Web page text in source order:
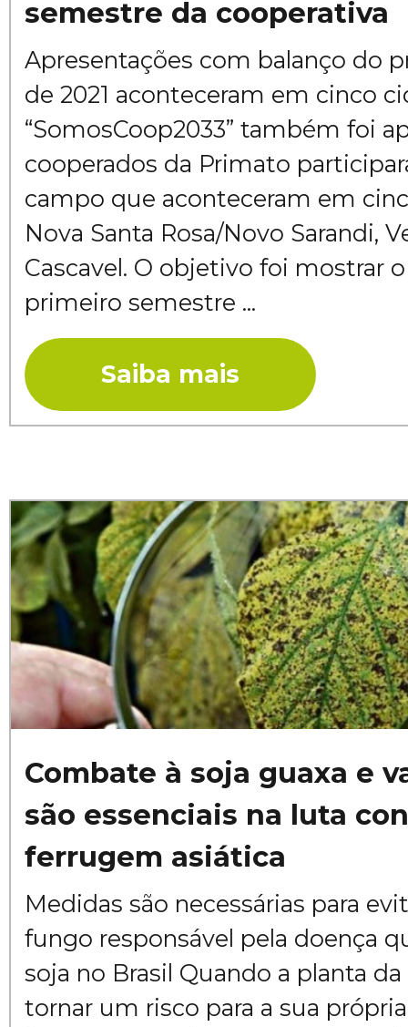
semestre da cooperativa
Apresentações com balanço do
de 2021 aconteceram em cinco
“SomosCoop2033” também foi
cooperados da Primato
campo que aconteceram em
Nova Santa Rosa/Novo Sarandi,
Cascavel. O objetivo foi mostrar
primeiro semestre ...
Saiba mais
Combate à soja guaxa e
são essenciais na luta
ferrugem asiática
Medidas são necessárias para
fungo responsável pela doença
soja no Brasil Quando a planta
tornar um risco para a sua